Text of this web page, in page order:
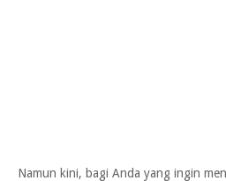
Namun kini, bagi Anda yang ingin